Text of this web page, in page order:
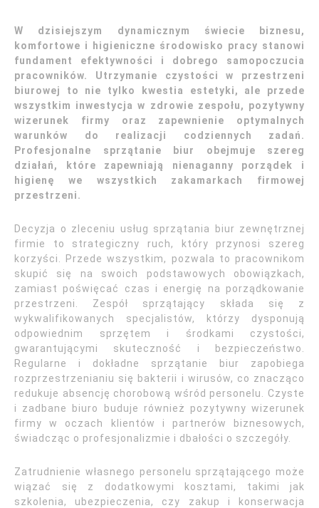
W dzisiejszym dynamicznym świecie biznesu,
komfortowe i higieniczne środowisko pracy stanowi
fundament efektywności i dobrego samopoczucia
pracowników. Utrzymanie czystości w przestrzeni
biurowej to nie tylko kwestia estetyki, ale przede
wszystkim inwestycja w zdrowie zespołu, pozytywny
wizerunek firmy oraz zapewnienie optymalnych
warunków do realizacji codziennych zadań.
Profesjonalne sprzątanie biur obejmuje szereg
działań, które zapewniają nienaganny porządek i
higienę we wszystkich zakamarkach firmowej
przestrzeni.
Decyzja o zleceniu usług sprzątania biur zewnętrznej
firmie to strategiczny ruch, który przynosi szereg
korzyści. Przede wszystkim, pozwala to pracownikom
skupić się na swoich podstawowych obowiązkach,
zamiast poświęcać czas i energię na porządkowanie
przestrzeni. Zespół sprzątający składa się z
wykwalifikowanych specjalistów, którzy dysponują
odpowiednim sprzętem i środkami czystości,
gwarantującymi skuteczność i bezpieczeństwo.
Regularne i dokładne sprzątanie biur zapobiega
rozprzestrzenianiu się bakterii i wirusów, co znacząco
redukuje absencję chorobową wśród personelu. Czyste
i zadbane biuro buduje również pozytywny wizerunek
firmy w oczach klientów i partnerów biznesowych,
świadcząc o profesjonalizmie i dbałości o szczegóły.
Zatrudnienie własnego personelu sprzątającego może
wiązać się z dodatkowymi kosztami, takimi jak
szkolenia, ubezpieczenia, czy zakup i konserwacja